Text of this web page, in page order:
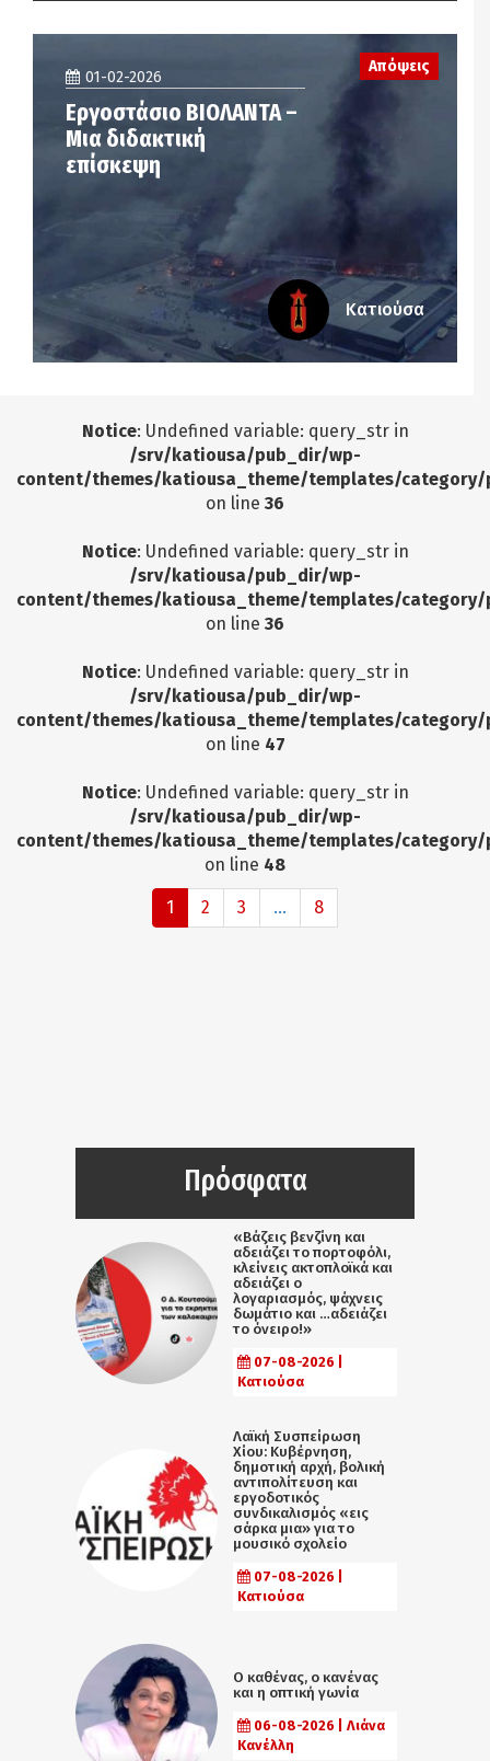
01-02-2026
Εργοστάσιο ΒΙΟΛΑΝΤΑ –
Μια διδακτική
επίσκεψη
Απόψεις
Κατιούσα
Notice: Undefined variable: query_str in
/srv/katiousa/pub_dir/wp-
content/themes/katiousa_theme/templates/
on line 36
Notice: Undefined variable: query_str in
/srv/katiousa/pub_dir/wp-
content/themes/katiousa_theme/templates/
on line 36
Notice: Undefined variable: query_str in
/srv/katiousa/pub_dir/wp-
content/themes/katiousa_theme/templates/
on line 47
Notice: Undefined variable: query_str in
/srv/katiousa/pub_dir/wp-
content/themes/katiousa_theme/templates/
on line 48
1 2 3 ... 8
Πρόσφατα
«Βάζεις βενζίνη και
αδειάζει το πορτοφόλι,
κλείνεις ακτοπλοϊκά και
αδειάζει ο
λογαριασμός, ψάχνεις
δωμάτιο και …αδειάζει
το όνειρο!»
07-08-2026 |
Κατιούσα
Λαϊκή Συσπείρωση
Χίου: Κυβέρνηση,
δημοτική αρχή, βολική
αντιπολίτευση και
εργοδοτικός
συνδικαλισμός «εις
σάρκα μια» για το
μουσικό σχολείο
07-08-2026 |
Κατιούσα
Ο καθένας, ο κανένας
και η οπτική γωνία
06-08-2026 | Λιάνα
Κανέλλη